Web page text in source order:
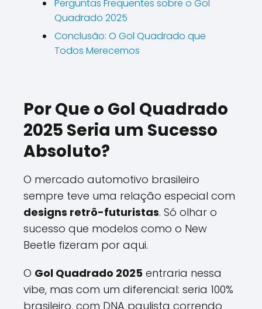
Perguntas Frequentes sobre o Gol
Quadrado 2025
Conclusão: O Gol Quadrado que
Todos Merecemos
Por Que o Gol Quadrado
2025 Seria um Sucesso
Absoluto?
O mercado automotivo brasileiro
sempre teve uma relação especial com
designs retrô-futuristas. Só olhar o
sucesso que modelos como o New
Beetle fizeram por aqui.
O Gol Quadrado 2025 entraria nessa
vibe, mas com um diferencial: seria 100%
brasileiro, com DNA paulista correndo